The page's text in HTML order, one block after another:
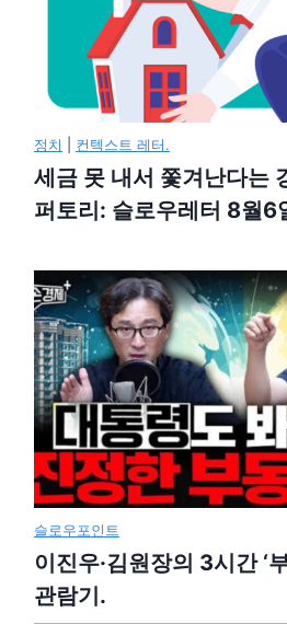
정치 컨텍스트 레터.
세금 못 내서 쫓겨난다는
퍼토리: 슬로우레터 8월6
슬로우포인트
이진우·김원장의 3시간 ‘
관람기.